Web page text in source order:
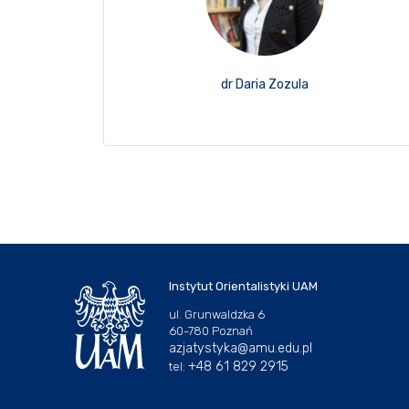
dr Daria Zozula
Instytut Orientalistyki UAM
ul. Grunwaldzka 6
60-780 Poznań
azjatystyka@amu.edu.pl
tel: +48 61 829 2915